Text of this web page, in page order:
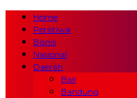
Home
Peristiwa
Bisnis
Nasional
Daerah
Bali
Bandung